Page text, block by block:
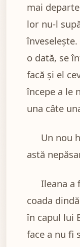
mai
lor nu-l
o dată, se
facă și el
începe a le
una câte
Un nou
astă
Ileana a
coada
în capul lui
face a nu fi